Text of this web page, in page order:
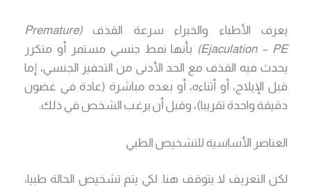
يعرف الأطباء والخبراء سرعة القذف (Premature
Ejaculation – PE)
بأنها نمط جنسي مستمر أو متكرر
يحدث فيه القذف مع الحد الأدنى من التحفيز الجنسي، إما
قبل الإيلاج، أو أثناءه، أو بعده مباشرة (عادة في غضون
دقيقة واحدة تقريبا)، وقبل أن يرغب الشخص في ذلك.
العناصر الأساسية للتشخيص الطبي
لكن التعريف لا يتوقف هنا. لكي يتم تشخيص الحالة طبيا،